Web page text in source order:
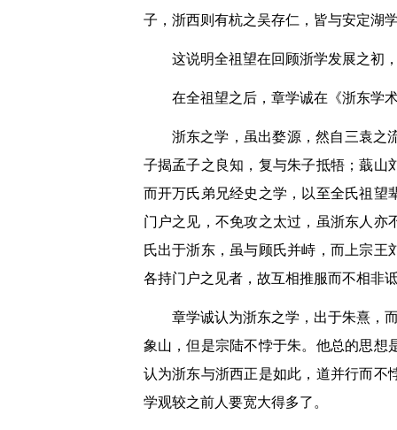
子，浙西则有杭之吴存仁，皆与安定湖
这说明全祖望在回顾浙学发展之初
在全祖望之后，章学诚在《浙东学
浙东之学，虽出婺源，然自三袁之
子揭孟子之良知，复与朱子抵牾；蕺山
而开万氏弟兄经史之学，以至全氏祖望
门户之见，不免攻之太过，虽浙东人
氏出于浙东，虽与顾氏并峙，而上宗
各持门户之见者，故互相推服而不相非
章学诚认为浙东之学，出于朱熹，
象山，但是宗陆不悖于朱。他总的思想
认为浙东与浙西正是如此，道并行而不
学观较之前人要宽大得多了。